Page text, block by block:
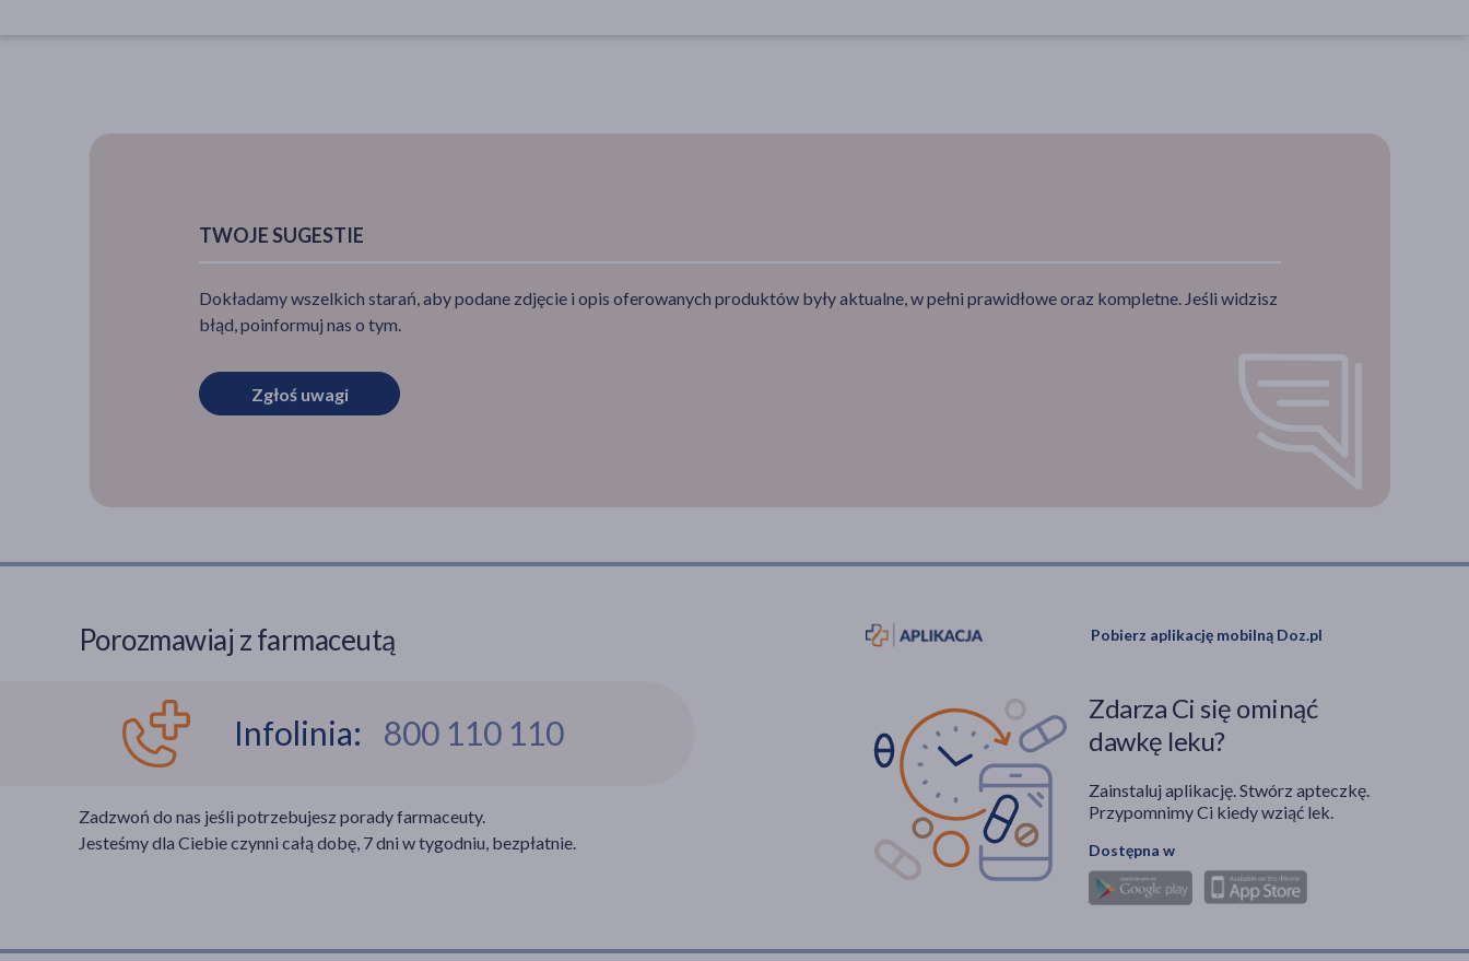
TWOJE SUGESTIE
Dokładamy wszelkich starań, aby podane zdjęcie i opis oferowanych produktów były aktualne, w pełni prawidłowe oraz kompletne. Jeśli widzisz
błąd, poinformuj nas o tym.
Zgłoś uwagi
Porozmawiaj z farmaceutą
Infolinia: 800 110 110
Zadzwoń do nas jeśli potrzebujesz porady farmaceuty.
Jesteśmy dla Ciebie czynni całą dobę, 7 dni w tygodniu, bezpłatnie.
Pobierz aplikację mobilną Doz.pl
Zdarza Ci się ominąć
dawkę leku?
Zainstaluj aplikację. Stwórz apteczkę.
Przypomnimy Ci kiedy wziąć lek.
Dostępna w